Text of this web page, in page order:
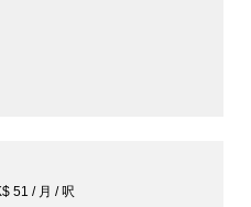
51 / 月 / 呎